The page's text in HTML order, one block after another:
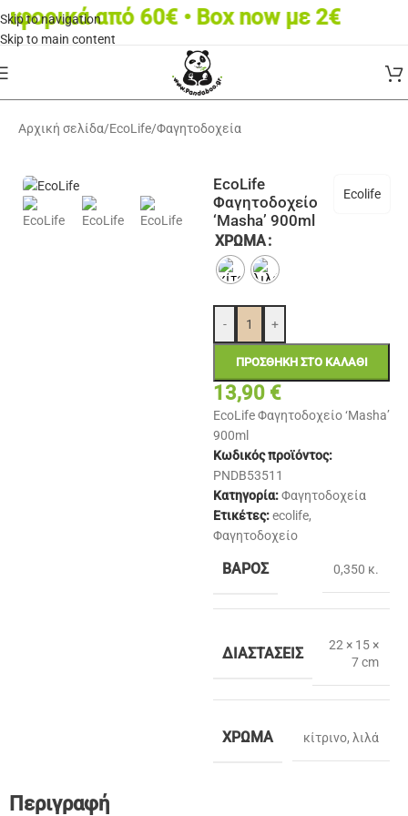
Skip to navigation
Skip to main content
από 60€ • Box now με 2€
Αρχική σελίδα/EcoLife/Φαγητοδοχεία
EcoLife
Φαγητοδοχείο
‘Masha’ 900ml
Ecolife
ΧΡΏΜΑ
- +
ΠΡΟΣΘΉΚΗ ΣΤΟ ΚΑΛΆΘΙ
13,90 €
EcoLife Φαγητοδοχείο ‘Masha’
900ml
Κωδικός προϊόντος:
PNDB53511
Κατηγορία:Φαγητοδοχεία
Ετικέτες:ecolife,
Φαγητοδοχείο
ΒΆΡΟΣ 0,350 κ.
ΔΙΑΣΤΆΣΕΙΣ
22 × 15 ×
7 cm
ΧΡΏΜΑ κίτρινο, λιλά
Περιγραφή